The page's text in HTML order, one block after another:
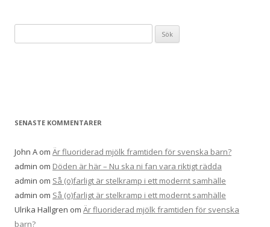
ö
e
:
SENASTE KOMMENTARER
John A om Är fluoriderad mjölk framtiden för svenska barn?
admin om Döden är här – Nu ska ni fan vara riktigt rädda
admin om Så (o)farligt är stelkramp i ett modernt samhälle
admin om Så (o)farligt är stelkramp i ett modernt samhälle
Ulrika Hallgren om Är fluoriderad mjölk framtiden för svenska
barn?